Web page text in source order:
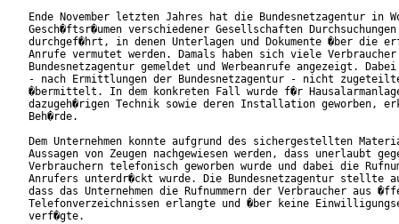
Ende November letzten Jahres hat die Bundesnetzagentur in
Gesch�ftsr�umen verschiedener Gesellschaften Durchsuchungen
durchgef�hrt, in denen Unterlagen und Dokumente �ber die
Anrufe vermutet werden. Damals haben sich viele
Bundesnetzagentur gemeldet und Werbeanrufe angezeigt.
- nach Ermittlungen der Bundesnetzagentur - nicht zugeteilte
�bermittelt. In dem konkreten Fall wurde f�r
dazugeh�rigen Technik sowie deren Installation geworben,
Beh�rde.
Dem Unternehmen konnte aufgrund des sichergestellten
Aussagen von Zeugen nachgewiesen werden, dass unerlaubt
Verbrauchern telefonisch geworben wurde und dabei die
Anrufers unterdr�ckt wurde. Die Bundesnetzagentur stellte
dass das Unternehmen die Rufnummern der Verbraucher aus
Telefonverzeichnissen erlangte und �ber keine
verf�gte.